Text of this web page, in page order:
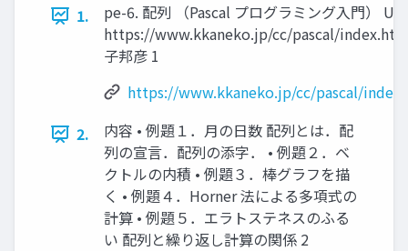
1.
pe-6. 配列 （Pascal プログラミング入門）
https://www.kkaneko.jp/cc/pascal/
子邦彦 1
https://www.kkaneko.jp/cc/pascal/
2.
内容 • 例題１．月の日数 配列とは．配
列の宣言．配列の添字． • 例題２．ベ
クトルの内積 • 例題３．棒グラフを描
く • 例題４．Horner 法による多項式の
計算 • 例題５．エラトステネスのふる
い 配列と繰り返し計算の関係 2